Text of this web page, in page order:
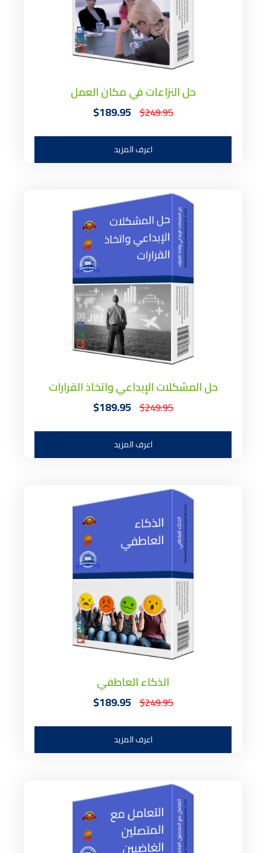
حل النزاعات في مكان العمل
$249.95
$189.95
اعرف المزيد
حل المشكلات الإبداعي واتخاذ القرارات
$249.95
$189.95
اعرف المزيد
الذكاء العاطفي
$249.95
$189.95
اعرف المزيد